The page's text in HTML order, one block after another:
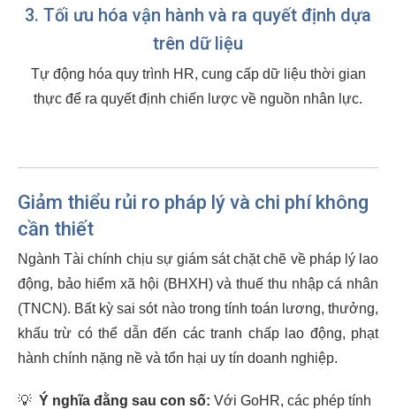
3. Tối ưu hóa vận hành và ra quyết định dựa
trên dữ liệu
Tự động hóa quy trình HR, cung cấp dữ liệu thời gian
thực để ra quyết định chiến lược về nguồn nhân lực.
Giảm thiểu rủi ro pháp lý và chi phí không
cần thiết
Ngành Tài chính chịu sự giám sát chặt chẽ về pháp lý lao
động, bảo hiểm xã hội (BHXH) và thuế thu nhập cá nhân
(TNCN). Bất kỳ sai sót nào trong tính toán lương, thưởng,
khấu trừ có thể dẫn đến các tranh chấp lao động, phạt
hành chính nặng nề và tổn hại uy tín doanh nghiệp.
💡 Ý nghĩa đằng sau con số: Với GoHR, các phép tính